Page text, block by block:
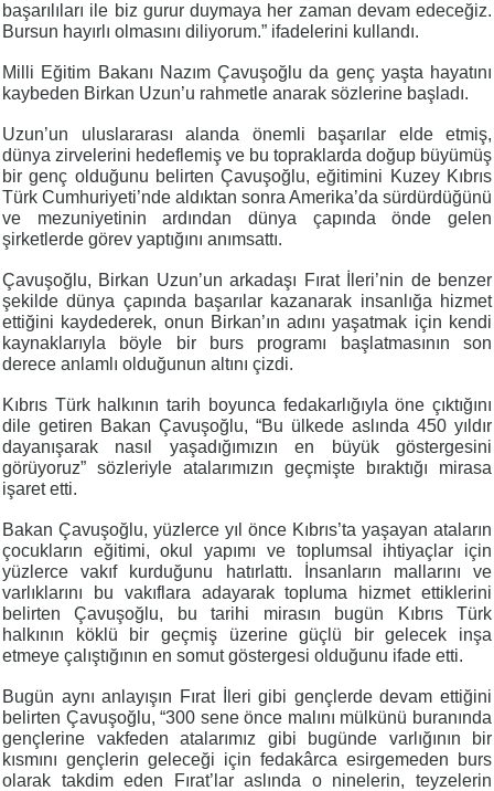
başarılıları ile biz gurur duymaya her zaman devam edeceğiz.
Bursun hayırlı olmasını diliyorum.” ifadelerini kullandı.
Milli Eğitim Bakanı Nazım Çavuşoğlu da genç yaşta hayatını
kaybeden Birkan Uzun’u rahmetle anarak sözlerine başladı.
Uzun’un uluslararası alanda önemli başarılar elde etmiş,
dünya zirvelerini hedeflemiş ve bu topraklarda doğup büyümüş
bir genç olduğunu belirten Çavuşoğlu, eğitimini Kuzey Kıbrıs
Türk Cumhuriyeti’nde aldıktan sonra Amerika’da sürdürdüğünü
ve mezuniyetinin ardından dünya çapında önde gelen
şirketlerde görev yaptığını anımsattı.
Çavuşoğlu, Birkan Uzun’un arkadaşı Fırat İleri’nin de benzer
şekilde dünya çapında başarılar kazanarak insanlığa hizmet
ettiğini kaydederek, onun Birkan’ın adını yaşatmak için kendi
kaynaklarıyla böyle bir burs programı başlatmasının son
derece anlamlı olduğunun altını çizdi.
Kıbrıs Türk halkının tarih boyunca fedakarlığıyla öne çıktığını
dile getiren Bakan Çavuşoğlu, “Bu ülkede aslında 450 yıldır
dayanışarak nasıl yaşadığımızın en büyük göstergesini
görüyoruz” sözleriyle atalarımızın geçmişte bıraktığı mirasa
işaret etti.
Bakan Çavuşoğlu, yüzlerce yıl önce Kıbrıs’ta yaşayan ataların
çocukların eğitimi, okul yapımı ve toplumsal ihtiyaçlar için
yüzlerce vakıf kurduğunu hatırlattı. İnsanların mallarını ve
varlıklarını bu vakıflara adayarak topluma hizmet ettiklerini
belirten Çavuşoğlu, bu tarihi mirasın bugün Kıbrıs Türk
halkının köklü bir geçmiş üzerine güçlü bir gelecek inşa
etmeye çalıştığının en somut göstergesi olduğunu ifade etti.
Bugün aynı anlayışın Fırat İleri gibi gençlerde devam ettiğini
belirten Çavuşoğlu, “300 sene önce malını mülkünü buranında
gençlerine vakfeden atalarımız gibi bugünde varlığının bir
kısmını gençlerin geleceği için fedakârca esirgemeden burs
olarak takdim eden Fırat’lar aslında o ninelerin, teyzelerin